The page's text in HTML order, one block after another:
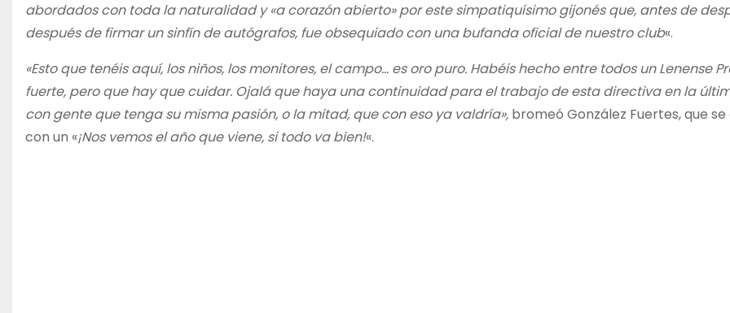
abordados con toda la naturalidad y «a corazón abierto» por este simpatiquísimo gijonés que, antes de
después de firmar un sinfín de autógrafos, fue obsequiado con una bufanda oficial de nuestro club«.
«Esto que tenéis aquí, los niños, los monitores, el campo… es oro puro. Habéis hecho entre todos un Lenense
fuerte, pero que hay que cuidar. Ojalá que haya una continuidad para el trabajo de esta directiva en la
con gente que tenga su misma pasión, o la mitad, que con eso ya valdría», bromeó González Fuertes, que se
con un «¡Nos vemos el año que viene, si todo va bien!«.